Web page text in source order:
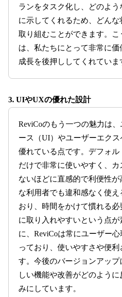
ランをタスク化し、どのよ
に示してくれるため、どんな
取り組むことができます。
は、私たちにとって非常に
成長を後押ししてくれていま
3. UIやUXの優れた設計
ReviCoのもう一つの魅力は
ース（UI）やユーザーエク
優れている点です。デフォ
だけで非常に使いやすく、
ないほどに直感的で利便性
な利用者でも違和感なく使
おり、時間をかけて慣れる
に取り入れやすいという点
に、ReviCoは常にユーザー
っており、使いやすさや便利
す。今後のバージョンアッ
しい機能や改善がどのよう
みにしています。